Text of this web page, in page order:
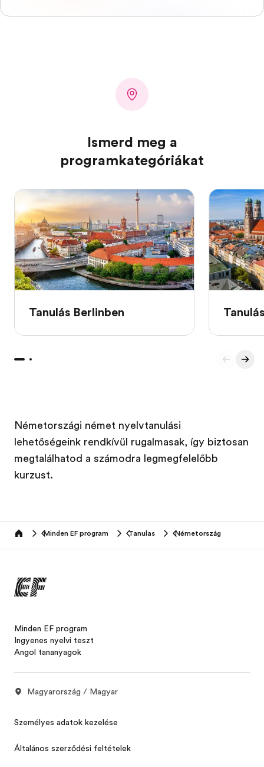
Ismerd meg a
programkategóriákat
Tanulás Berlinben
Németországi német nyelvtanulási
lehetőségeink rendkívül rugalmasak, így biztosan
megtalálhatod a számodra legmegfelelőbb
kurzust.
home Minden EF program Tanulas Németország
Minden EF program
Ingyenes nyelvi teszt
Angol tananyagok
Magyarország / Magyar
Személyes adatok kezelése
Általános szerződési feltételek